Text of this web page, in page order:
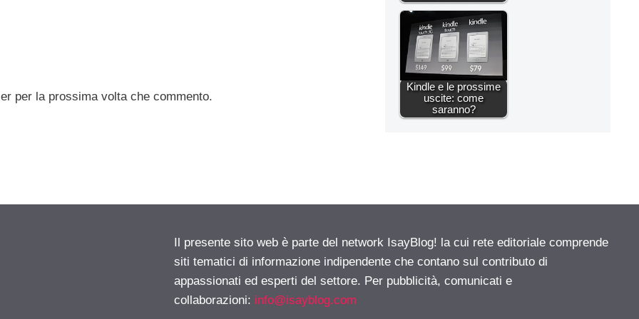
per la prossima volta che commento.
Kindle e le prossime
uscite: come
saranno?
Il presente sito web è parte del network IsayBlog! la cui rete editoriale comprende
siti tematici di informazione indipendente che contano sul contributo di
appassionati ed esperti del settore. Per pubblicità, comunicati e
collaborazioni: info@isayblog.com